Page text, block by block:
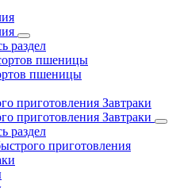
раздел
пшеницы
пшеницы
приготовления Завтраки
приготовления Завтраки
раздел
приготовления